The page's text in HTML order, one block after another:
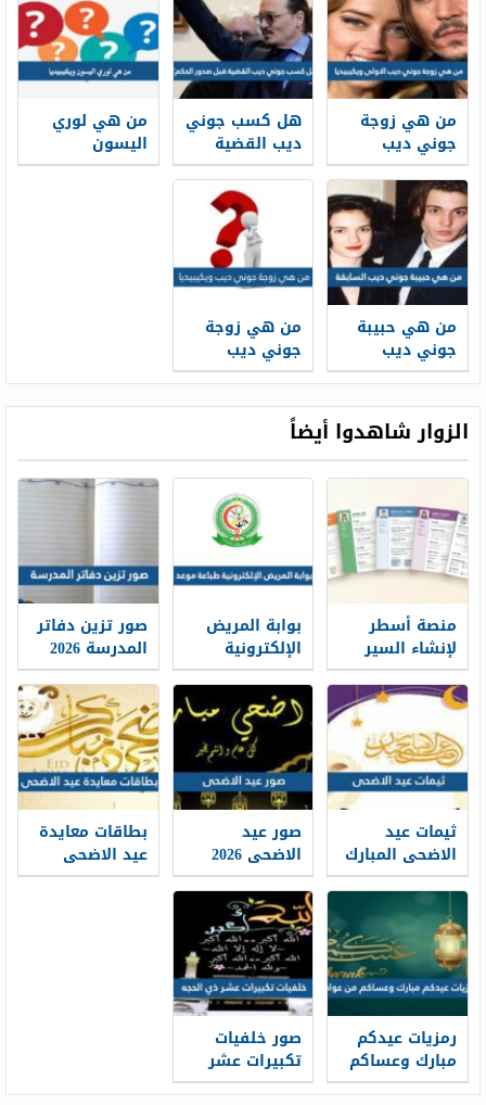
من هي زوجة
جوني ديب
الاولى
ويكيبيديا
هل كسب جوني
ديب القضية
قبل صدور
الحكم؟
من هي لوري
اليسون
ويكيبيديا
من هي حبيبة
جوني ديب
السابقة
من هي زوجة
جوني ديب
ويكيبيديا
الزوار شاهدوا أيضاً
منصة أسطر
لإنشاء السير
الذاتية: حين
تتحول الخبرات
إلى حكاية
مهنية واضحة
بوابة المريض
الإلكترونية
طباعة موعد
والتسجيل فيه
1448
صور تزين دفاتر
المدرسة 2026
ثيمات عيد
الاضحى المبارك
1448 / 2026
صور عيد
الاضحى 2026
خلفيات تهنئة
عيد الاضحى
جديدة 1448
بطاقات معايدة
عيد الاضحى
المبارك 2026 ،
رمزيات عيدكم
مبارك وعساكم
من عواده 1448 /
صور خلفيات
تكبيرات عشر
ذي الحجة